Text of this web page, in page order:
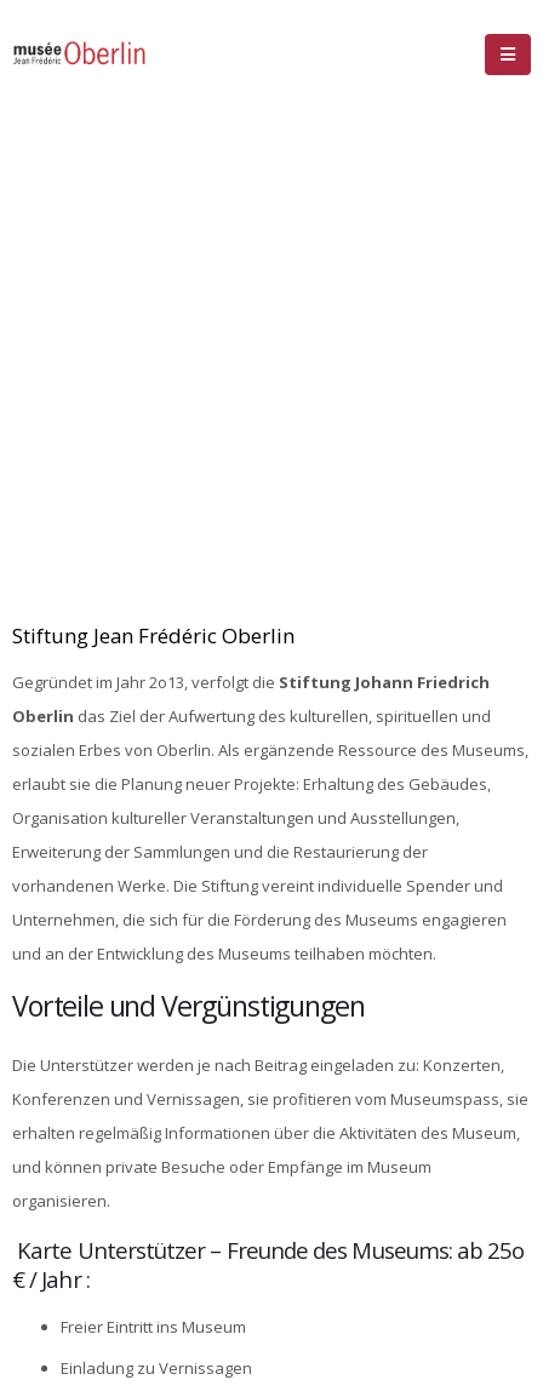
Stiftung Jean Frédéric Oberlin
Gegründet im Jahr 2o13, verfolgt die Stiftung Johann Friedrich
Oberlin das Ziel der Aufwertung des kulturellen, spirituellen und
sozialen Erbes von Oberlin. Als ergänzende Ressource des Museums,
erlaubt sie die Planung neuer Projekte: Erhaltung des Gebäudes,
Organisation kultureller Veranstaltungen und Ausstellungen,
Erweiterung der Sammlungen und die Restaurierung der
vorhandenen Werke. Die Stiftung vereint individuelle Spender und
Unternehmen, die sich für die Förderung des Museums engagieren
und an der Entwicklung des Museums teilhaben möchten.
Vorteile und Vergünstigungen
Die Unterstützer werden je nach Beitrag eingeladen zu: Konzerten,
Konferenzen und Vernissagen, sie profitieren vom Museumspass, sie
erhalten regelmäßig Informationen über die Aktivitäten des Museum,
und können private Besuche oder Empfänge im Museum
organisieren.
Karte Unterstützer – Freunde des Museums: ab 25o
€ / Jahr :
Freier Eintritt ins Museum
Einladung zu Vernissagen